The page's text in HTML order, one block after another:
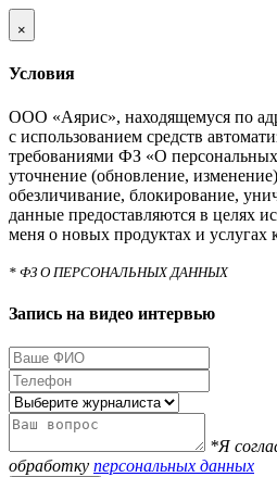
×
Условия
ООО «Аярис», находящемуся по
с использованием средств
требованиями ФЗ «О
уточнение (обновление,
обезличивание, блокирование,
данные предоставляются в целях
меня о новых продуктах и услугах
* ФЗ О ПЕРСОНАЛЬНЫХ ДАННЫХ
Запись на видео интервью
*Я
обработку персональных данных